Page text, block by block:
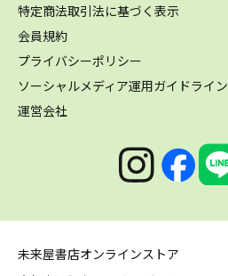
特定商法取引法に基づく表示
会員規約
プライバシーポリシー
ソーシャルメディア運用ガイドライン
運営会社
未来屋書店オンラインストア